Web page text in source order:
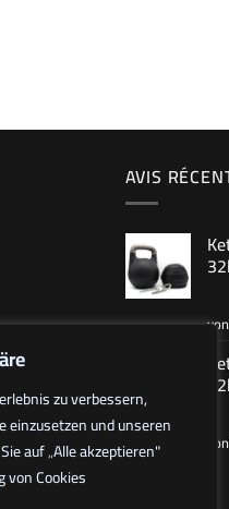
zu verbessern,
einzusetzen und unseren
auf „Alle akzeptieren"
von Cookies
AVIS